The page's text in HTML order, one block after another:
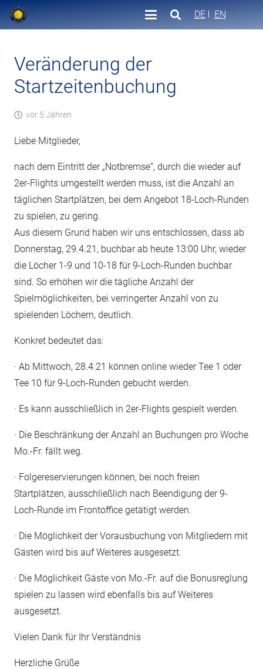
DE EN
Veränderung der
Startzeitenbuchung
vor 5 Jahren
Liebe Mitglieder,
nach dem Eintritt der „Notbremse“, durch die wieder auf
2er-Flights umgestellt werden muss, ist die Anzahl an
täglichen Startplätzen, bei dem Angebot 18-Loch-Runden
zu spielen, zu gering.
Aus diesem Grund haben wir uns entschlossen, dass ab
Donnerstag, 29.4.21, buchbar ab heute 13:00 Uhr, wieder
die Löcher 1-9 und 10-18 für 9-Loch-Runden buchbar
sind. So erhöhen wir die tägliche Anzahl der
Spielmöglichkeiten, bei verringerter Anzahl von zu
spielenden Löchern, deutlich.
Konkret bedeutet das:
· Ab Mittwoch, 28.4.21 können online wieder Tee 1 oder
Tee 10 für 9-Loch-Runden gebucht werden.
· Es kann ausschließlich in 2er-Flights gespielt werden.
· Die Beschränkung der Anzahl an Buchungen pro Woche
Mo.-Fr. fällt weg.
· Folgereservierungen können, bei noch freien
Startplätzen, ausschließlich nach Beendigung der 9-
Loch-Runde im Frontoffice getätigt werden.
· Die Möglichkeit der Vorausbuchung von Mitgliedern mit
Gästen wird bis auf Weiteres ausgesetzt.
· Die Möglichkeit Gäste von Mo.-Fr. auf die Bonusreglung
spielen zu lassen wird ebenfalls bis auf Weiteres
ausgesetzt.
Vielen Dank für Ihr Verständnis
Herzliche Grüße